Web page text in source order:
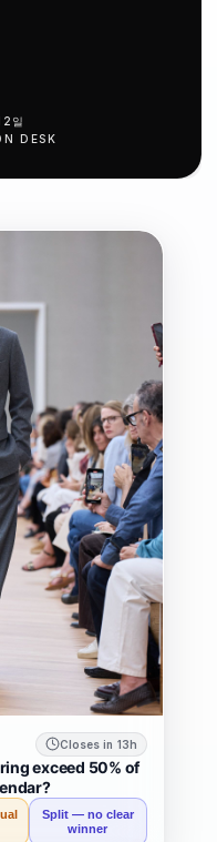
일
DESK
Closes in 13h
exceed 50% of
Split — no clear
winner